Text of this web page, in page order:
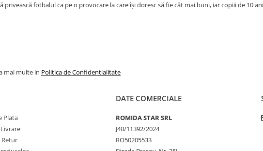
privească fotbalul ca pe o provocare la care își doresc să fie cât mai buni, iar copiii de 10
mai multe in Politica de Confidentialitate
Plata
Retur
DATE COMERCIALE
ROMIDA STAR SRL
J40/11392/2024
RO50205533